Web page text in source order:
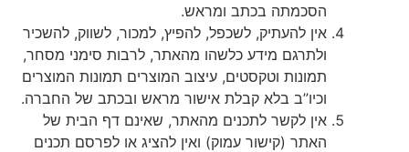
הסכמתה בכתב ומראש.
אין להעתיק, לשכפל, להפיץ, למכור, לשווק, להשכיר
ולתרגם מידע כלשהו מהאתר, לרבות סימני מסחר,
תמונות וטקסטים, עיצוב המוצרים תמונות המוצרים
וכיו”ב בלא קבלת אישור מראש ובכתב של החברה.
אין לקשר לתכנים מהאתר, שאינם דף הבית של
האתר (קישור עמוק) ואין להציג או לפרסם תכנים